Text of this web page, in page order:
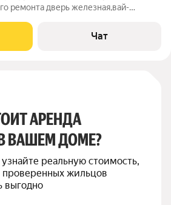
ремонта дверь железная,вай-
новый,машинка
вб,сдек,магазины
Чат
АРЕНДА
ВАШЕМ ДОМЕ?
узнайте реальную стоимость,
проверенных жильцов
выгодно